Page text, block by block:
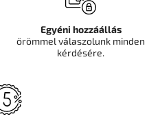
Egyéni hozzáállás
örömmel válaszolunk minden
kérdésére.